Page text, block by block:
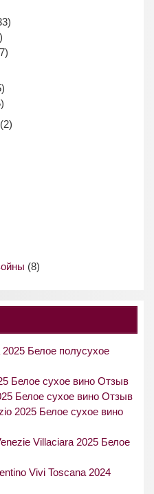
(8)
Белое полусухое
Белое сухое вино Отзыв
Белое сухое вино Отзыв
2025 Белое сухое вино
Villaciara 2025 Белое
Vivi Toscana 2024